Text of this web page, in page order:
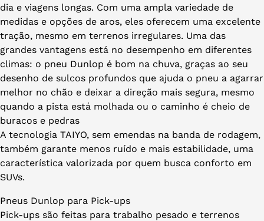
dia e viagens longas. Com uma ampla variedade de
medidas e opções de aros, eles oferecem uma excelente
tração, mesmo em terrenos irregulares. Uma das
grandes vantagens está no desempenho em diferentes
climas: o pneu Dunlop é bom na chuva, graças ao seu
desenho de sulcos profundos que ajuda o pneu a agarrar
melhor no chão e deixar a direção mais segura, mesmo
quando a pista está molhada ou o caminho é cheio de
buracos e pedras
A tecnologia TAIYO, sem emendas na banda de rodagem,
também garante menos ruído e mais estabilidade, uma
característica valorizada por quem busca conforto em
SUVs.
Pneus Dunlop para Pick-ups
Pick-ups são feitas para trabalho pesado e terrenos